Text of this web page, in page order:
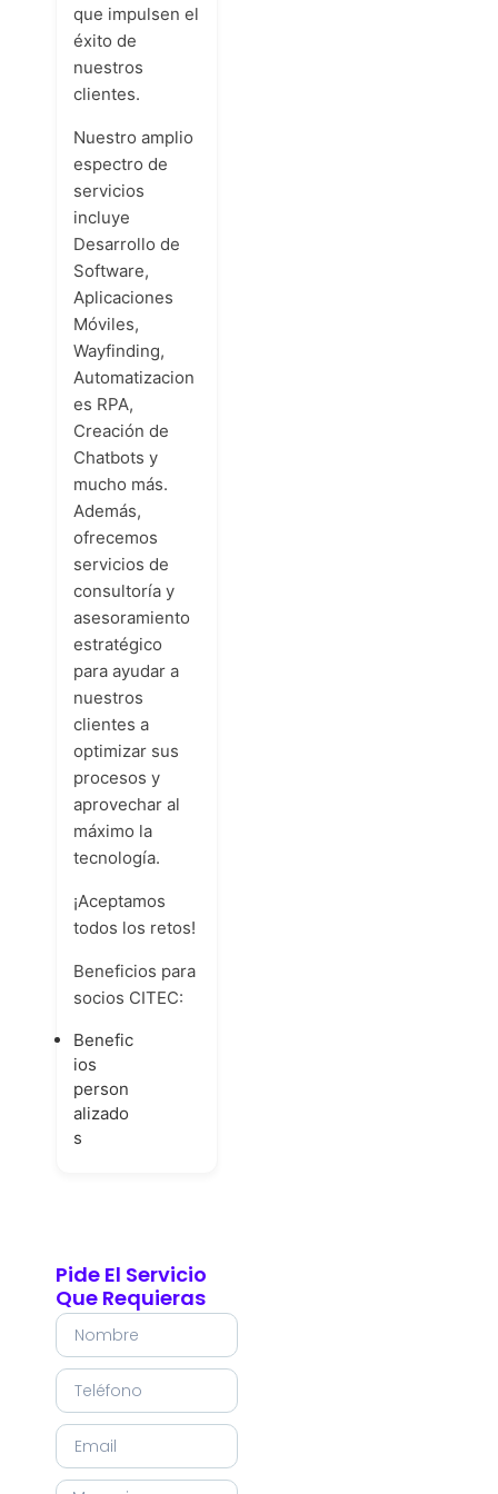
que impulsen el
éxito de
nuestros
clientes.
Nuestro amplio
espectro de
servicios
incluye
Desarrollo de
Software,
Aplicaciones
Móviles,
Wayfinding,
Automatizacion
es RPA,
Creación de
Chatbots y
mucho más.
Además,
ofrecemos
servicios de
consultoría y
asesoramiento
estratégico
para ayudar a
nuestros
clientes a
optimizar sus
procesos y
aprovechar al
máximo la
tecnología.
¡Aceptamos
todos los retos!
Beneficios para
socios CITEC:
Benefic
ios
person
alizado
s
Pide El Servicio
Que Requieras